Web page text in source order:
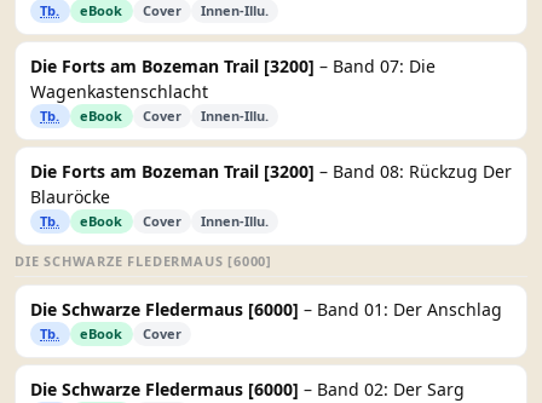
Tb. eBook Cover Innen-Illu.
Die Forts am Bozeman Trail [3200] – Band 07: Die
Wagenkastenschlacht
Tb. eBook Cover Innen-Illu.
Die Forts am Bozeman Trail [3200] – Band 08: Rückzug Der
Blauröcke
Tb. eBook Cover Innen-Illu.
DIE SCHWARZE FLEDERMAUS [6000]
Die Schwarze Fledermaus [6000] – Band 01: Der Anschlag
Tb. eBook Cover
Die Schwarze Fledermaus [6000] – Band 02: Der Sarg